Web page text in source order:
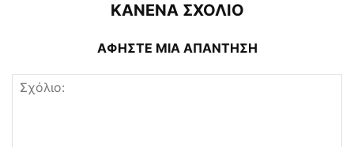
ΚΑΝΕΝΑ ΣΧΟΛΙΟ
ΑΦΗΣΤΕ ΜΙΑ ΑΠΑΝΤΗΣΗ